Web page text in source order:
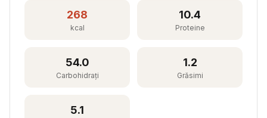
268
kcal
10.4
Proteine
54.0
Carbohidrați
1.2
Grăsimi
5.1